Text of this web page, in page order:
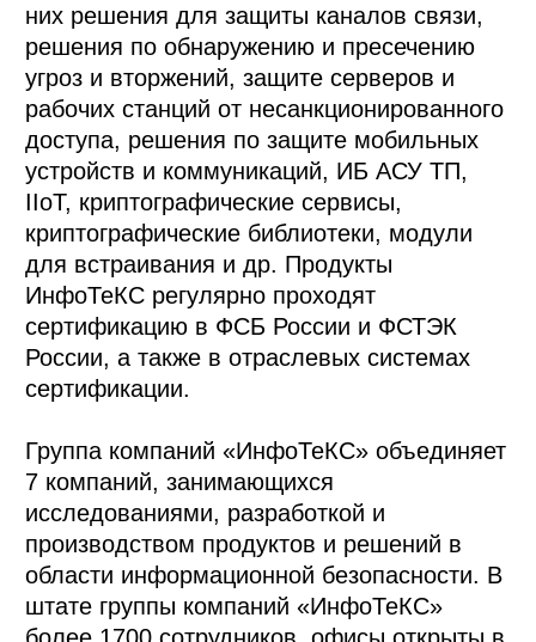
них решения для защиты каналов связи,
решения по обнаружению и пресечению
угроз и вторжений, защите серверов и
рабочих станций от несанкционированного
доступа, решения по защите мобильных
устройств и коммуникаций, ИБ АСУ ТП,
IIoT, криптографические сервисы,
криптографические библиотеки, модули
для встраивания и др. Продукты
ИнфоТеКС регулярно проходят
сертификацию в ФСБ России и ФСТЭК
России, а также в отраслевых системах
сертификации.
Группа компаний «ИнфоТеКС» объединяет
7 компаний, занимающихся
исследованиями, разработкой и
производством продуктов и решений в
области информационной безопасности. В
штате группы компаний «ИнфоТеКС»